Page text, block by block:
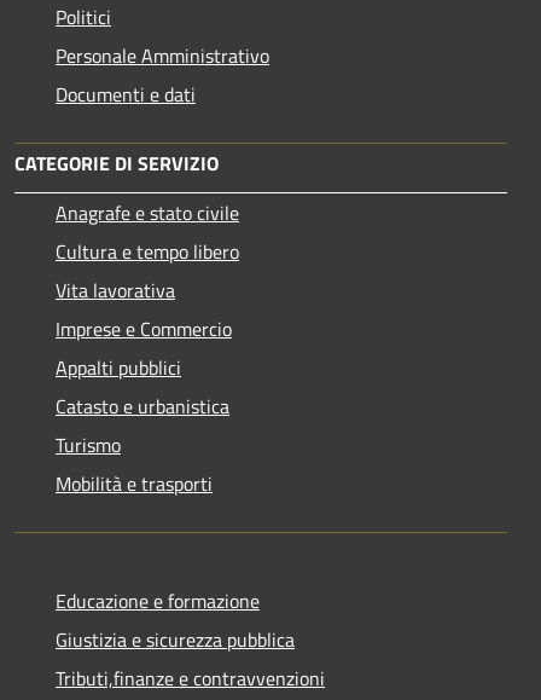
Politici
Personale Amministrativo
Documenti e dati
CATEGORIE DI SERVIZIO
Anagrafe e stato civile
Cultura e tempo libero
Vita lavorativa
Imprese e Commercio
Appalti pubblici
Catasto e urbanistica
Turismo
Mobilità e trasporti
Educazione e formazione
Giustizia e sicurezza pubblica
Tributi,finanze e contravvenzioni